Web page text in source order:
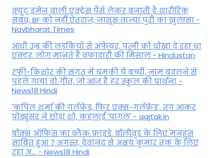
क्यूट इमेज वाली एक्ट्रेस पैसे लेकर बनाती है शारीरिक
संबंध, BF को नहीं ऐतराज, जासूस तान्‍या पुरी का खुलासा -
Navbharat Times
आधी उम्र की लड़कियों से अफेयर, पत्नी को धोखा दे रहा था
एक्टर, लोग मानते हैं वफादारी की मिसाल - Hindustan
रफी-किशोर की संगत में चमकी ये बच्ची, नाम बदलने से
पहले गाया वो गीत, जो आज है हर स्कूल की प्रार्थना -
News18 Hindi
'कपिल शर्मा की गर्लफ्रेंड, फिर एक्स-गर्लफ्रेंड', तंग आकर
प्रोड्यूसर ने छोड़ा शो, कहलाई 'पागल' - aajtak.in
बॉक्स ऑफिस का ब्लैक फ्राइडे: बॉलीवुड के लिए मनहूस
साबित हुआ 7 अगस्त, देवानंद से अक्षय कुमार तक के लिए
रहा अ... - News18 Hindi